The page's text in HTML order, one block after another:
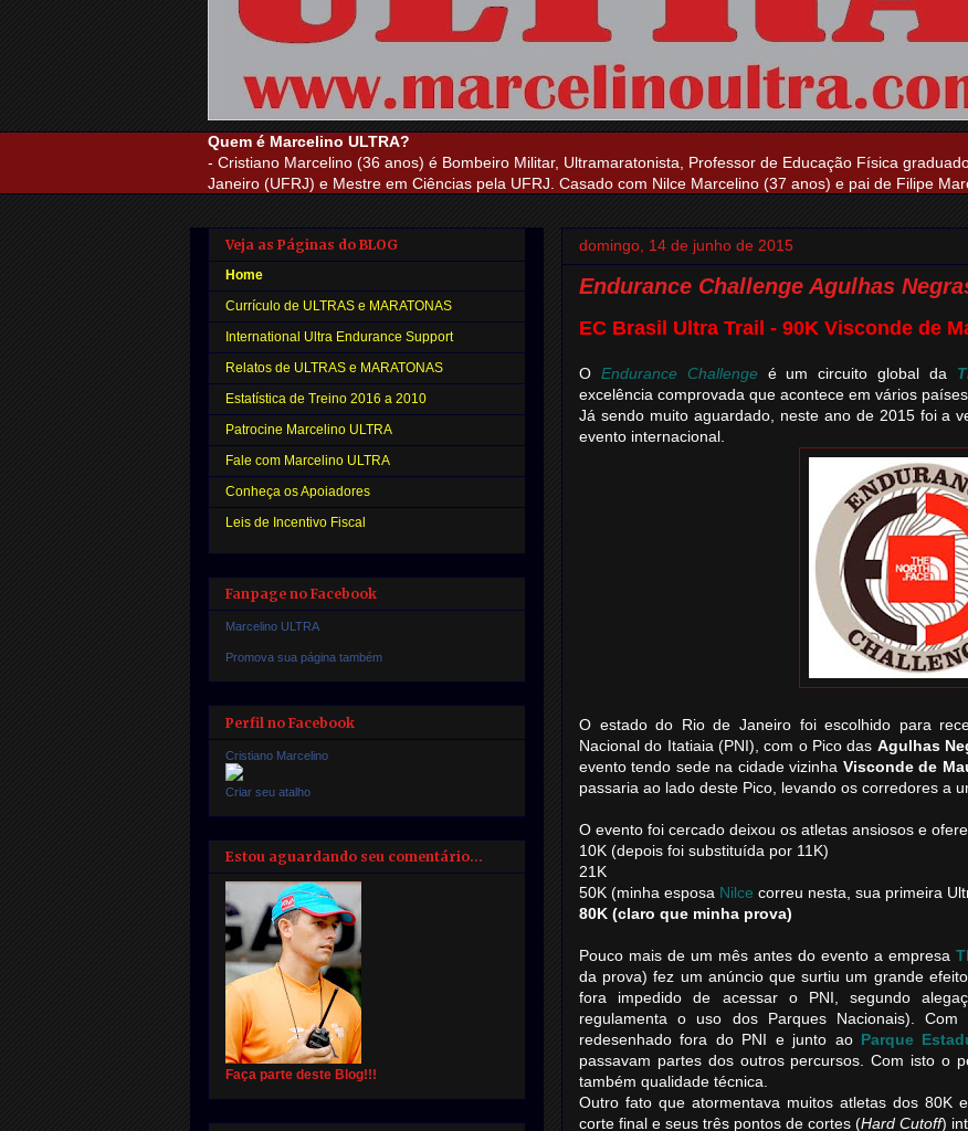
Quem é Marcelino ULTRA?
- Cristiano Marcelino (36 anos) é Bombeiro Militar, Ultramaratonista, Professor de Educação Física
Janeiro (UFRJ) e Mestre em Ciências pela UFRJ. Casado com Nilce Marcelino (37 anos) e pai de Filipe
domingo, 14 de junho de 2015
Endurance Challenge Agulhas
EC Brasil Ultra Trail - 90K Visconde de
O Endurance Challenge é um circuito global da
excelência comprovada que acontece em vários
Já sendo muito aguardado, neste ano de 2015 foi a
evento internacional.
O estado do Rio de Janeiro foi escolhido para
Nacional do Itatiaia (PNI), com o Pico das Agulhas
evento tendo sede na cidade vizinha Visconde de
passaria ao lado deste Pico, levando os corredores a
O evento foi cercado deixou os atletas ansiosos e
10K (depois foi substituída por 11K)
21K
50K (minha esposa Nilce correu nesta, sua primeira
80K (claro que minha prova)
Pouco mais de um mês antes do evento a empresa
da prova) fez um anúncio que surtiu um grande
fora impedido de acessar o PNI, segundo
regulamenta o uso dos Parques Nacionais).
redesenhado fora do PNI e junto ao Parque
passavam partes dos outros percursos. Com isto o
também qualidade técnica.
Outro fato que atormentava muitos atletas dos 80K
corte final e seus três pontos de cortes (Hard Cutoff)
Veja as Páginas do BLOG
Home
Currículo de ULTRAS e MARATONAS
International Ultra Endurance Support
Relatos de ULTRAS e MARATONAS
Estatística de Treino 2016 a 2010
Patrocine Marcelino ULTRA
Fale com Marcelino ULTRA
Conheça os Apoiadores
Leis de Incentivo Fiscal
Fanpage no Facebook
Marcelino ULTRA
Promova sua página também
Perfil no Facebook
Cristiano Marcelino
Criar seu atalho
Estou aguardando seu comentário...
Faça parte deste Blog!!!